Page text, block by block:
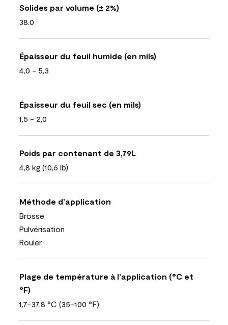
Solides par volume (± 2%)
38.0
Épaisseur du feuil humide (en mils)
4,0 - 5,3
Épaisseur du feuil sec (en mils)
1,5 - 2,0
Poids par contenant de 3,79L
4,8 kg (10,6 lb)
Méthode d’application
Brosse
Pulvérisation
Rouler
Plage de température à l’application (°C et
°F)
1,7-37,8 °C (35-100 °F)